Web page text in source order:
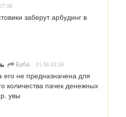
заберут арбудинг в
Буба 01.06 02:26
его не предназначена для
количества пачек денежных
увы